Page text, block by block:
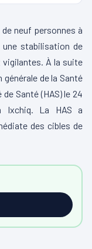
neuf personnes à
stabilisation de
vigilantes. À la suite
de la Santé
Santé (HAS) le 24
Ixchiq. La HAS a
des cibles de